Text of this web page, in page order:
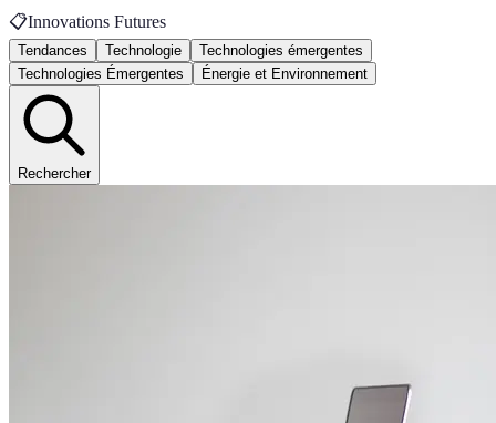
📋Innovations Futures
Tendances Technologie
Technologies émergentes
Technologies Émergentes
Énergie et Environnement
Rechercher